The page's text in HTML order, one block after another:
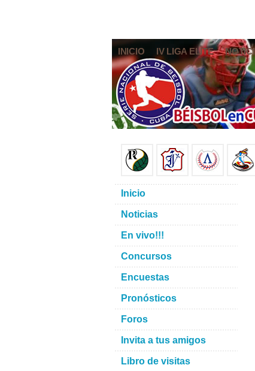
INICIO IV LIGA ELITE
Inicio
Noticias
En vivo!!!
Concursos
Encuestas
Pronósticos
Foros
Invita a tus amigos
Libro de visitas